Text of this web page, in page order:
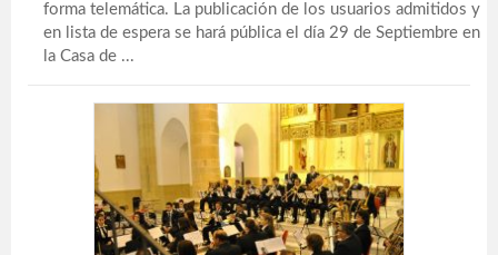
forma telemática. La publicación de los usuarios admitidos y
en lista de espera se hará pública el día 29 de Septiembre en
la Casa de ...